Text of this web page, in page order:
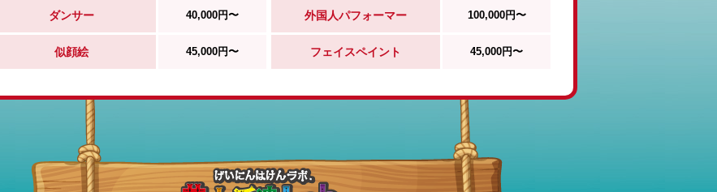
ダンサー 40,000円〜
似顔絵 45,000円〜
外国人パフォーマー 100,000円〜
フェイスペイント 45,000円〜